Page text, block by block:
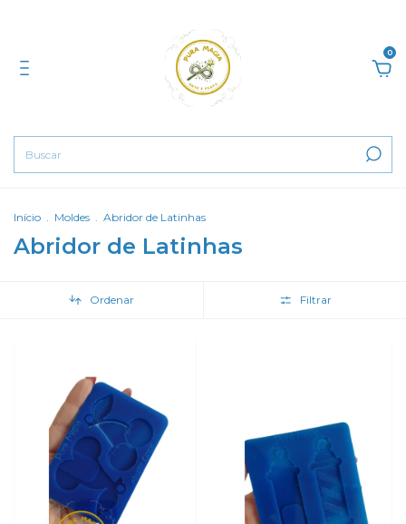
0
Início . Moldes . Abridor de Latinhas
Abridor de Latinhas
Ordenar Filtrar